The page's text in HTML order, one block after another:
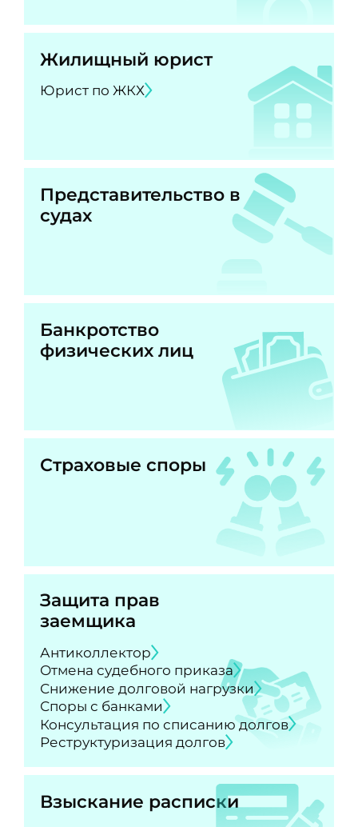
Жилищный юрист
Юрист по ЖКХ
Представительство в
судах
Банкротство
физических лиц
Страховые споры
Защита прав
заемщика
Антиколлектор
Отмена судебного приказа
Снижение долговой нагрузки
Споры с банками
Консультация по списанию долгов
Реструктуризация долгов
Взыскание расписки